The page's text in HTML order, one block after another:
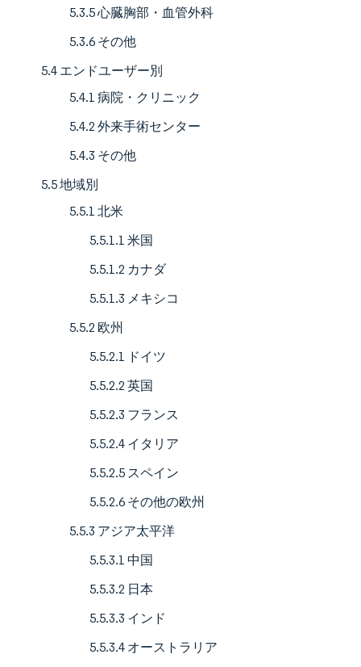
5.3.5 心臓胸部・血管外科
5.3.6 その他
5.4 エンドユーザー別
5.4.1 病院・クリニック
5.4.2 外来手術センター
5.4.3 その他
5.5 地域別
5.5.1 北米
5.5.1.1 米国
5.5.1.2 カナダ
5.5.1.3 メキシコ
5.5.2 欧州
5.5.2.1 ドイツ
5.5.2.2 英国
5.5.2.3 フランス
5.5.2.4 イタリア
5.5.2.5 スペイン
5.5.2.6 その他の欧州
5.5.3 アジア太平洋
5.5.3.1 中国
5.5.3.2 日本
5.5.3.3 インド
5.5.3.4 オーストラリア